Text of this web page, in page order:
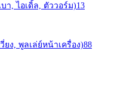
า, ไอเดิ้ล, ตัววอร์ม)13
ยง, พูลเล่ย์หน้าเครื่อง)88